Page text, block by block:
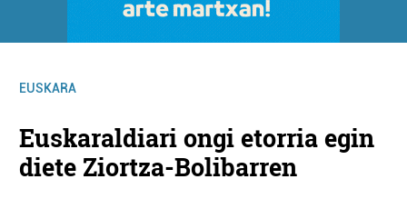
EUSKARA
Euskaraldiari ongi etorria egin
diete Ziortza-Bolibarren